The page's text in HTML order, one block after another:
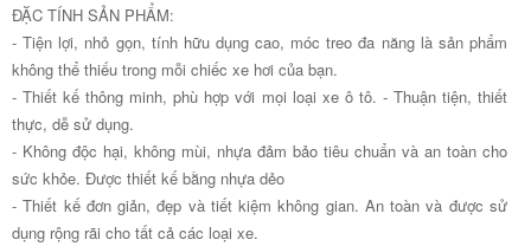
ĐẶC TÍNH SẢN PHẨM:
- Tiện lợi, nhỏ gọn, tính hữu dụng cao, móc treo đa năng là sản phẩm
không thể thiếu trong mỗi chiếc xe hơi của bạn.
- Thiết kế thông minh, phù hợp với mọi loại xe ô tô. - Thuận tiện, thiết
thực, dễ sử dụng.
- Không độc hại, không mùi, nhựa đảm bảo tiêu chuẩn và an toàn cho
sức khỏe. Được thiết kế bằng nhựa dẻo
- Thiết kế đơn giản, đẹp và tiết kiệm không gian. An toàn và được sử
dụng rộng rãi cho tất cả các loại xe.